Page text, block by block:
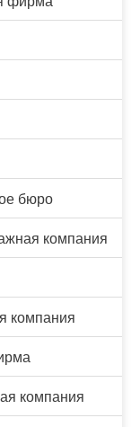
бюро
компания
компания
компания